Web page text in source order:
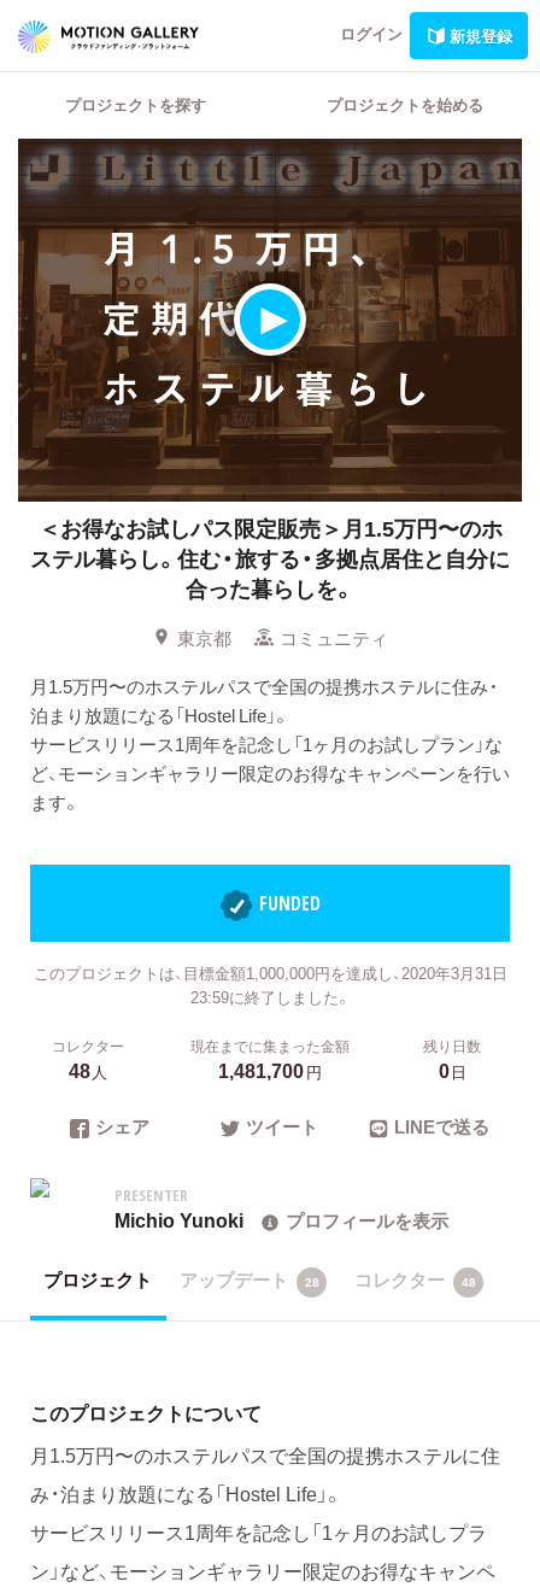
ログイン 新規登録
プロジェクトを探す プロジェクトを始める
＜お得なお試しパス限定販売＞月1.5万円〜のホ
ステル暮らし。住む・旅する・多拠点居住と自分に
合った暮らしを。
東京都
コミュニティ
月1.5万円〜のホステルパスで全国の提携ホステルに住み・
泊まり放題になる「Hostel Life」。
サービスリリース1周年を記念し「1ヶ月のお試しプラン」な
ど、モーションギャラリー限定のお得なキャンペーンを行い
ます。
FUNDED
このプロジェクトは、目標金額1,000,000円を達成し、2020年3月31日
23:59に終了しました。
コレクター
48人
現在までに集まった金額
1,481,700円
残り日数
0日
シェア ツイート LINEで送る
PRESENTER
Michio Yunoki プロフィールを表示
プロジェクト アップデート 28 コレクター 48
このプロジェクトについて
月1.5万円〜のホステルパスで全国の提携ホステルに住
み・泊まり放題になる「Hostel Life」。
サービスリリース1周年を記念し「1ヶ月のお試しプラ
ン」など、モーションギャラリー限定のお得なキャンペ